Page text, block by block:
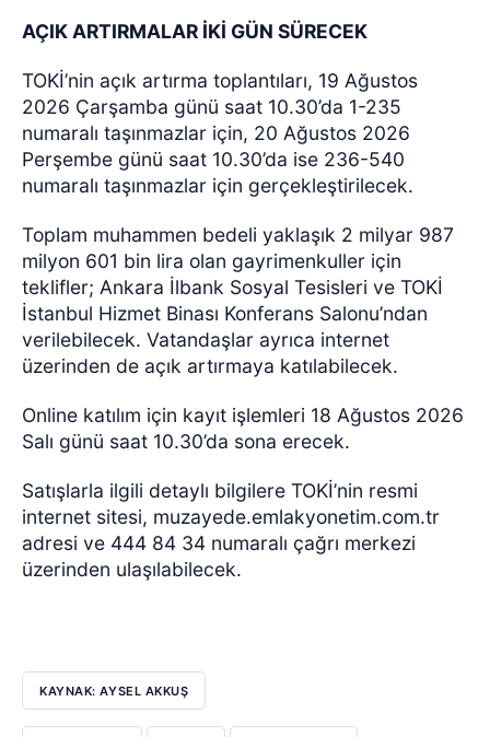
AÇIK ARTIRMALAR İKİ GÜN SÜRECEK
TOKİ’nin açık artırma toplantıları, 19 Ağustos
2026 Çarşamba günü saat 10.30’da 1-235
numaralı taşınmazlar için, 20 Ağustos 2026
Perşembe günü saat 10.30’da ise 236-540
numaralı taşınmazlar için gerçekleştirilecek.
Toplam muhammen bedeli yaklaşık 2 milyar 987
milyon 601 bin lira olan gayrimenkuller için
teklifler; Ankara İlbank Sosyal Tesisleri ve TOKİ
İstanbul Hizmet Binası Konferans Salonu’ndan
verilebilecek. Vatandaşlar ayrıca internet
üzerinden de açık artırmaya katılabilecek.
Online katılım için kayıt işlemleri 18 Ağustos 2026
Salı günü saat 10.30’da sona erecek.
Satışlarla ilgili detaylı bilgilere TOKİ’nin resmi
internet sitesi, muzayede.emlakyonetim.com.tr
adresi ve 444 84 34 numaralı çağrı merkezi
üzerinden ulaşılabilecek.
KAYNAK: AYSEL AKKUŞ